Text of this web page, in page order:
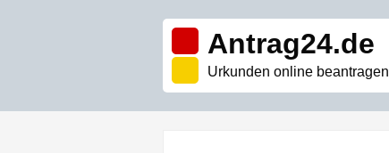
Antrag24.de
Urkunden online beantragen